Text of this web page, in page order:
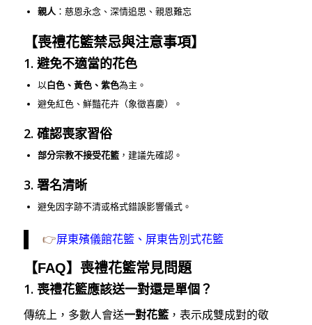
親人：慈恩永念、深情追思、親恩難忘
【喪禮花籃禁忌與注意事項】
1. 避免不適當的花色
以 白色、黃色、紫色為主。
避免紅色、鮮豔花卉（象徵喜慶）。
2. 確認喪家習俗
部分宗教不接受花籃，建議先確認。
3. 署名清晰
避免因字跡不清或格式錯誤影響儀式。
👉屏東殯儀館花籃、屏東告別式花籃
【FAQ】喪禮花籃常見問題
1. 喪禮花籃應該送一對還是單個？
傳統上，多數人會送一對花籃，表示成雙成對的敬